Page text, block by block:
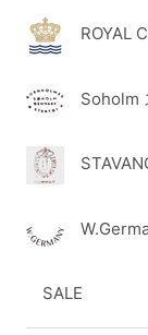
ROYAL
Soholm
SALE